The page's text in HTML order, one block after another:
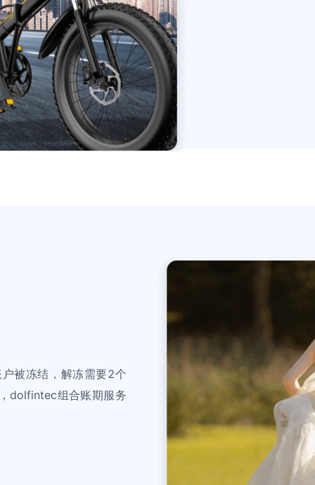
被冻结，解冻需要2个
dolfintec组合账期服务